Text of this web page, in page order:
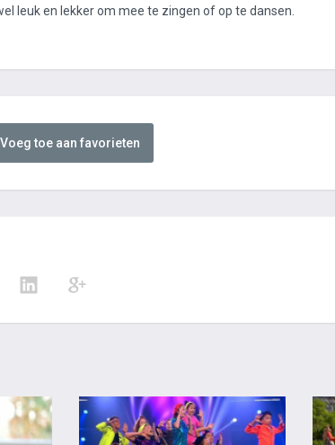
leuk en lekker om mee te zingen of op te dansen.
Voeg toe aan favorieten